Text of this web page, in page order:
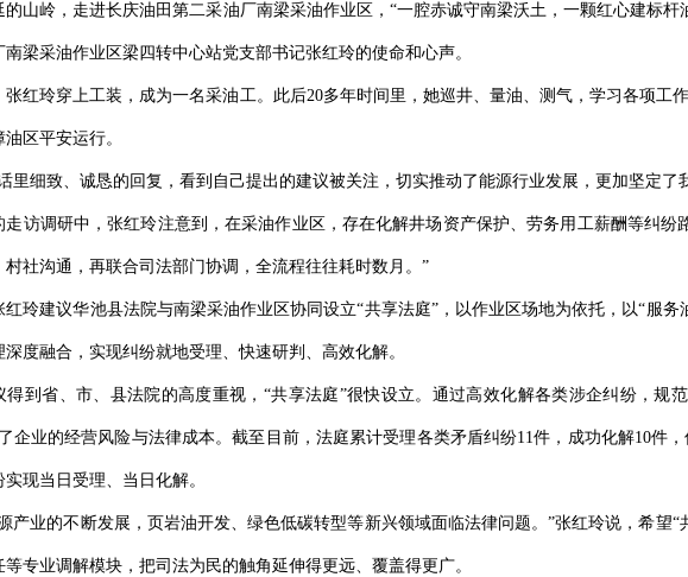
的山岭，走进长庆油田第二采油厂南梁采油作业区，“一腔赤诚守南梁沃土，一颗红心建标
南梁采油作业区梁四转中心站党支部书记张红玲的使命和心声。
张红玲穿上工装，成为一名采油工。此后20多年时间里，她巡井、量油、测气，学习各项工
区平安运行。
里细致、诚恳的回复，看到自己提出的建议被关注，切实推动了能源行业发展，更加坚定了
走访调研中，张红玲注意到，在采油作业区，存在化解井场资产保护、劳务用工薪酬等纠纷
村社沟通，再联合司法部门协调，全流程往往耗时数月。”
红玲建议华池县法院与南梁采油作业区协同设立“共享法庭”，以作业区场地为依托，以“服
度融合，实现纠纷就地受理、快速研判、高效化解。
得到省、市、县法院的高度重视，“共享法庭”很快设立。通过高效化解各类涉企纠纷，规
企业的经营风险与法律成本。截至目前，法庭累计受理各类矛盾纠纷11件，成功化解10件
现当日受理、当日化解。
产业的不断发展，页岩油开发、绿色低碳转型等新兴领域面临法律问题。”张红玲说，希望“
专业调解模块，把司法为民的触角延伸得更远、覆盖得更广。